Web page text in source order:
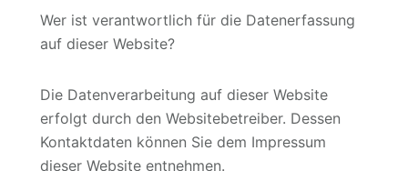
Wer ist verantwortlich für die Datenerfassung
auf dieser Website?
Die Datenverarbeitung auf dieser Website
erfolgt durch den Websitebetreiber. Dessen
Kontaktdaten können Sie dem Impressum
dieser Website entnehmen.